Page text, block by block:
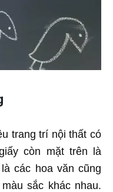
trang trí nội thất có
còn mặt trên là
các hoa văn cũng
sắc khác nhau.